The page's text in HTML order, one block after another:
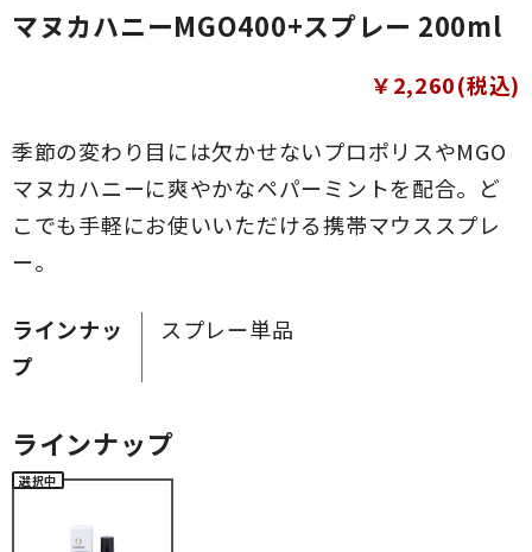
マヌカハニーMGO400+スプレー 200ml
季節の変わり目には欠かせないプロポリスやMGO
マヌカハニーに爽やかなペパーミントを配合。ど
こでも手軽にお使いいただける携帯マウススプレ
ー。
￥2,260(税込)
ラインナッ
プ
スプレー単品
ラインナップ